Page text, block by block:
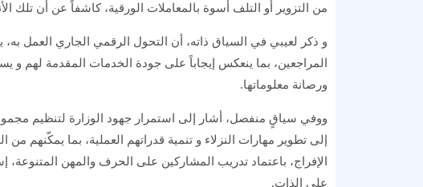
من التزوير أو التلف أسوة بالمعاملات الورقية، كاشفاً عن أن تلك
و ذكر لعيبي في السياق ذاته، أن التحول الرقمي الجاري العمل
المراجعين، بما ينعكس إيجاباً على جودة الخدمات المقدمة لهم
ورصانة معلوماتها.
ووفي سياقٍ منفصل، أشار إلى استمرار جهود الوزارة لتنظيم
إلى تطوير مهارات النزلاء و تنمية قدراتهم العملية، بما يمكّنهم
الإفراج، باعتماد تدريب المشاركين على الحرف والمهن المتنوعة،
على الذات.